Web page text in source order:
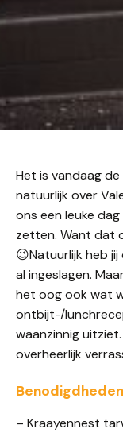
Het is vandaag
natuurlijk over
ons een leuke
zetten. Want dat
😉Natuurlijk heb
al ingeslagen.
het oog ook wat
ontbijt-/
waanzinnig
overheerlijk
– Kraayennest